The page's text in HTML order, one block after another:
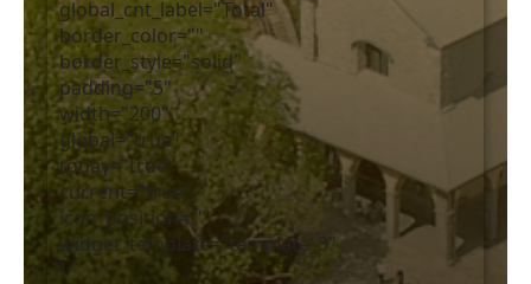
global_cnt_label="Total"
border_color=""
border_style="solid"
padding="5"
width="200"
global="true"
today="true"
current="true"
icon_position=""
widget_template="template_3"
]